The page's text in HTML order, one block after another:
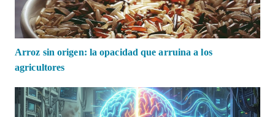
Arroz sin origen: la opacidad que arruina a los
agricultores